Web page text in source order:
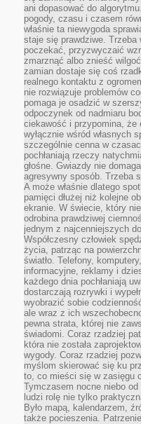
ani dopasować do
pogody, czasu i czasem
właśnie ta niewygoda
staje się prawdziwe. Trzeba
poczekać, przyzwyczaić
zmarznąć albo znieść
zamian dostaje się coś
realnego kontaktu z
nie rozwiązuje problemów
pomaga je osadzić w
odpoczynek od nadmiaru
ciekawość i przypomina, że
wyłącznie wśród własnych
szczególnie cenna w
pochłaniają rzeczy
głośne. Gwiazdy nie
agresywny sposób. Trzeba
A może właśnie dlatego
pamięci dłużej niż kolejne
ekranie. W świecie, który
odrobina prawdziwej
jednym z najcenniejszych
Współczesny człowiek
życia, patrząc na
światło. Telefony,
informacyjne, reklamy i
każdego dnia pochłaniają
dostarczają rozrywki i
wyobrazić sobie
ale wraz z ich
pewna strata, której nie
świadomi. Coraz rzadziej
która nie została
wygody. Coraz rzadziej
myślom skierować się ku
to, co mieści się w zasięgu
Tymczasem nocne niebo od
ludzi rolę nie tylko
Było mapą, kalendarzem,
także pocieszenia.